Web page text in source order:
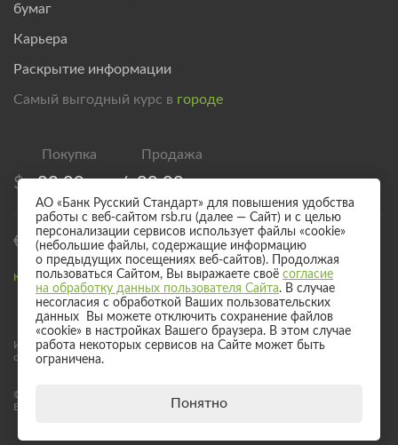
бумаг
Карьера
Раскрытие информации
Самый выгодный курс в городе
$ 83,00 / 89,00
€ 95,00 / 101,00
Курс валют для безналичного обмена
Информация о процентных ставках по договорам банковского вклада
с физическими лицами
© 2017 - 2026 АО «Банк Русский Стандарт». Универсальная лицензия
Банка России № 2289 выдана бессрочно 04 сентября 2024 года.
АО «Банк Русский Стандарт» для повышения удобства
работы с веб-сайтом rsb.ru (далее — Сайт) и с целью
персонализации сервисов использует файлы «cookie»
(небольшие файлы, содержащие информацию
о предыдущих посещениях веб-сайтов). Продолжая
пользоваться Сайтом, Вы выражаете своё согласие
на обработку данных пользователя Сайта. В случае
несогласия с обработкой Ваших пользовательских
данных Вы можете отключить сохранение файлов
«cookie» в настройках Вашего браузера. В этом случае
работа некоторых сервисов на Сайте может быть
ограничена.
Понятно